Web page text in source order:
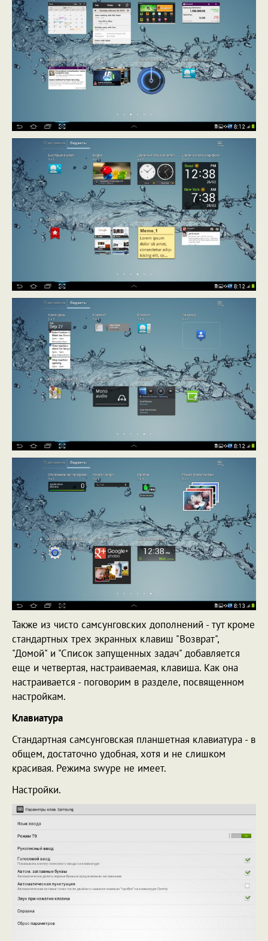
Также из чисто самсунговских дополнений - тут кроме
стандартных трех экранных клавиш "Возврат",
"Домой" и "Список запущенных задач" добавляется
еще и четвертая, настраиваемая, клавиша. Как она
настраивается - поговорим в разделе, посвященном
настройкам.
Клавиатура
Стандартная самсунговская планшетная клавиатура - в
общем, достаточно удобная, хотя и не слишком
красивая. Режима swype не имеет.
Настройки.